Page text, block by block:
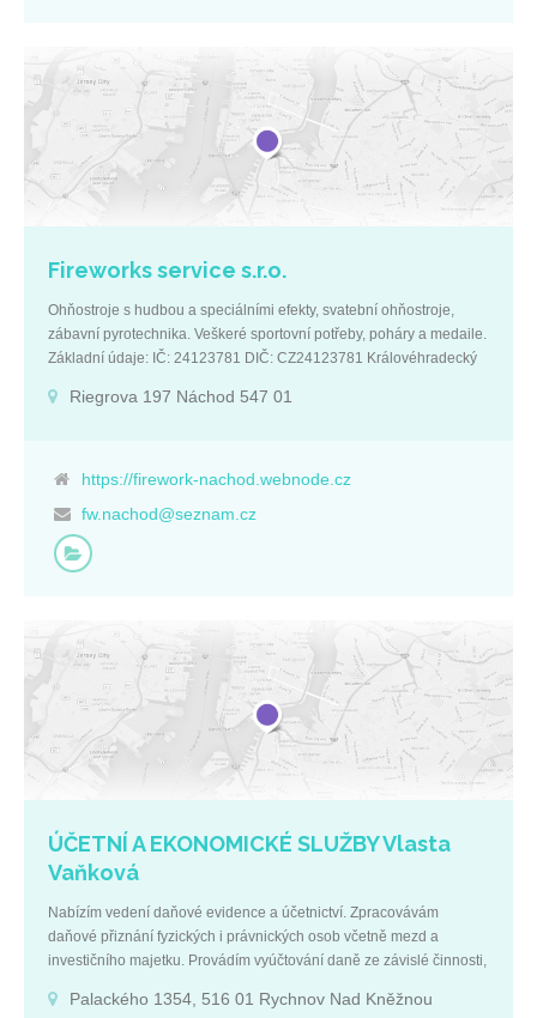
Fireworks service s.r.o.
Ohňostroje s hudbou a speciálními efekty, svatební ohňostroje,
zábavní pyrotechnika. Veškeré sportovní potřeby, poháry a medaile.
Základní údaje: IČ: 24123781 DIČ: CZ24123781 Královéhradecký
Riegrova 197 Náchod 547 01
https://firework-nachod.webnode.cz
fw.nachod@seznam.cz
ÚČETNÍ A EKONOMICKÉ SLUŽBY Vlasta
Vaňková
Nabízím vedení daňové evidence a účetnictví. Zpracovávám
daňové přiznání fyzických i právnických osob včetně mezd a
investičního majetku. Provádím vyúčtování daně ze závislé činnosti,
odhlášky zaměstnanců přes Portál veřejné správy evidenční listy a
Palackého 1354, 516 01 Rychnov Nad Kněžnou